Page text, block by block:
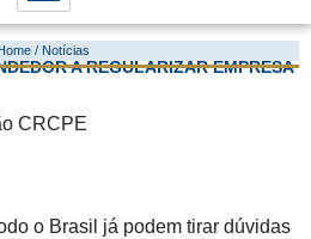
A REGULARIZAR EMPRESA
Home / Notícias
CRCPE
o Brasil já podem tirar dúvidas